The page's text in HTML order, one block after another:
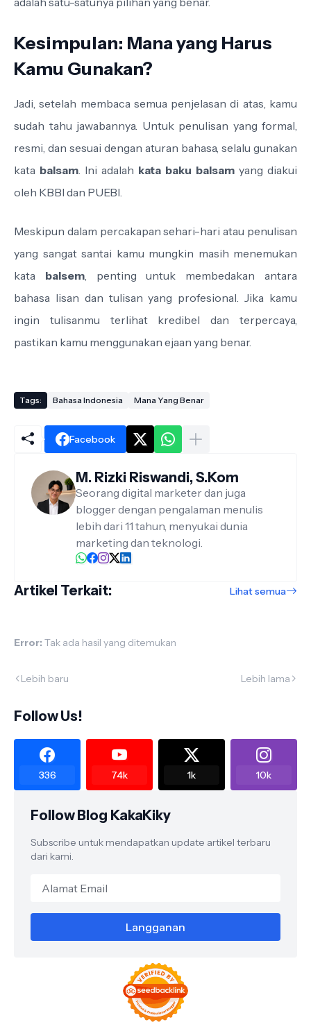
Kesimpulan: Mana yang Harus
Kamu Gunakan?
Jadi, setelah membaca semua penjelasan di atas, kamu
sudah tahu jawabannya. Untuk penulisan yang formal,
resmi, dan sesuai dengan aturan bahasa, selalu gunakan
kata balsam. Ini adalah kata baku balsam yang diakui
oleh KBBI dan PUEBI.
Meskipun dalam percakapan sehari-hari atau penulisan
yang sangat santai kamu mungkin masih menemukan
kata balsem, penting untuk membedakan antara
bahasa lisan dan tulisan yang profesional. Jika kamu
ingin tulisanmu terlihat kredibel dan terpercaya,
pastikan kamu menggunakan ejaan yang benar.
Tags: Bahasa Indonesia Mana Yang Benar
Facebook
M. Rizki Riswandi, S.Kom
Seorang digital marketer dan juga
blogger dengan pengalaman menulis
lebih dari 11 tahun, menyukai dunia
marketing dan teknologi.
Artikel Terkait: Lihat semua
Error: Tak ada hasil yang ditemukan
Lebih baru Lebih lama
Follow Us!
336 74k 1k 10k
Follow Blog KakaKiky
Subscribe untuk mendapatkan update artikel terbaru
dari kami.